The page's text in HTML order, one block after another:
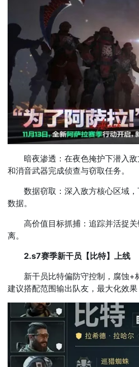
暗夜渗透：在夜色掩护下潜入敌
和消音武器完成侦查与窃取任务。
数据窃取：深入敌方核心区域，
数据。
高价值目标抓捕：追踪并活捉关
离。
2.s7赛季新干员【比特】上线
新干员比特偏防守控制，腐蚀+
建议搭配范围输出队友，最大化效果